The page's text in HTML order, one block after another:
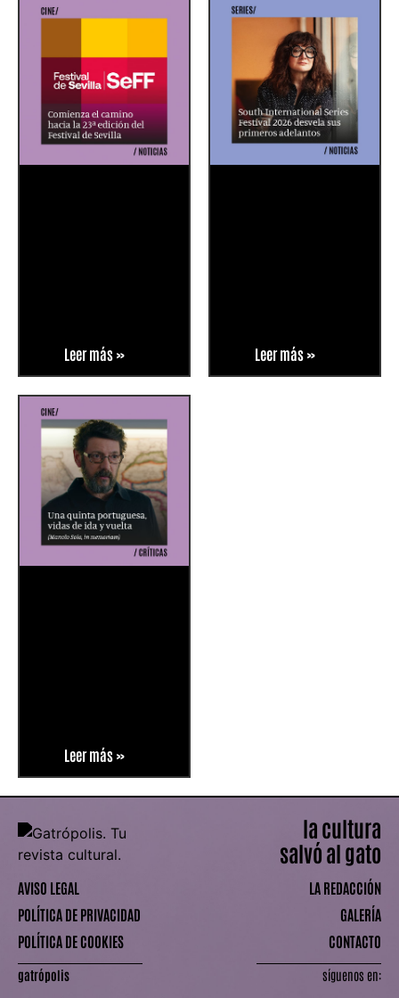
Leer más » Leer más »
Leer más »
AVISO LEGAL
POLÍTICA DE PRIVACIDAD
POLÍTICA DE COOKIES
gatrópolis
la cultura
salvó al gato
LA REDACCIÓN
GALERÍA
CONTACTO
síguenos en: